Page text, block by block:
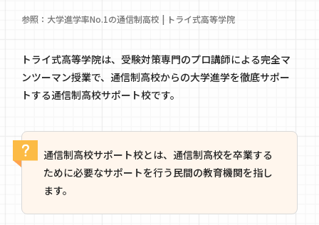
参照： 大学進学率No.1の通信制高校 | トライ式高等学院
トライ式高等学院は、受験対策専門のプロ講師による完全マ
ンツーマン授業で、通信制高校からの大学進学を徹底サポー
トする通信制高校サポート校です。
通信制高校サポート校とは、通信制高校を卒業する
ために必要なサポートを行う民間の教育機関を指し
ます。